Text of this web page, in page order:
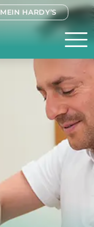
MEIN HARDY’S